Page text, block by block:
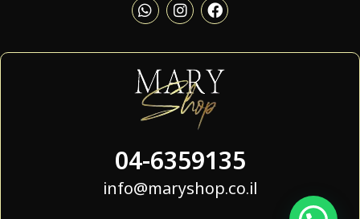
04-6359135
info@maryshop.co.il